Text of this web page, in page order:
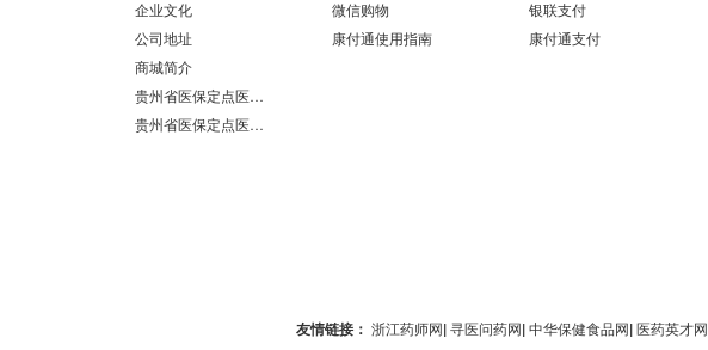
企业文化
公司地址
商城简介
贵州省医保定点医疗机构医保服务情况表（第551分店）
贵州省医保定点医疗机构医保服务情况表（第100分店）
微信购物
康付通使用指南
银联支付
康付通支付
友情链接： 浙江药师网| 寻医问药网| 中华保健食品网| 医药英才网